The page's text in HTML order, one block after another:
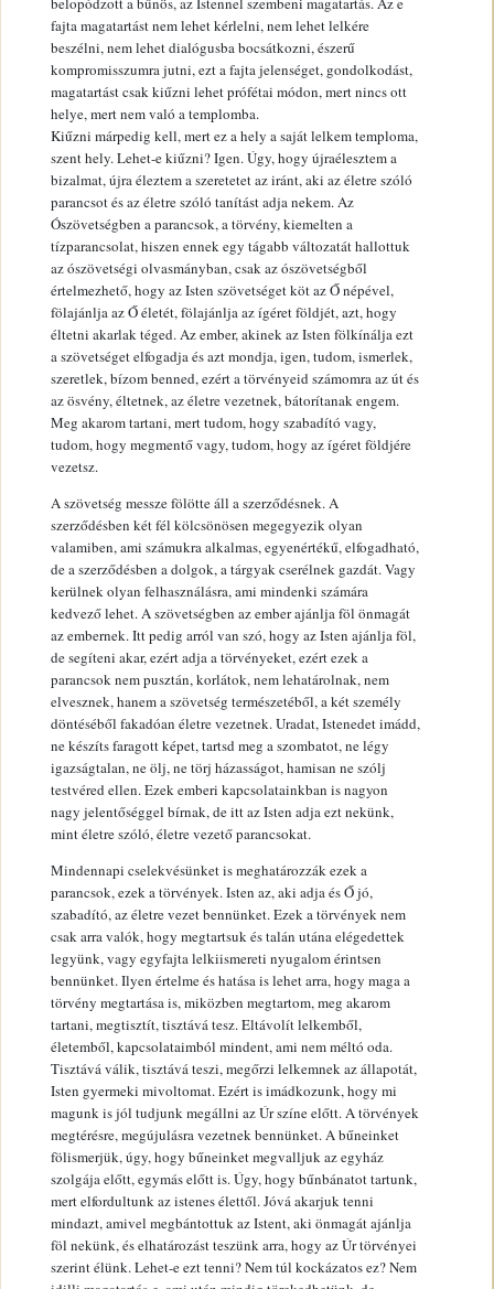
fajta magatartást nem lehet kérlelni, nem lehet lelkére
beszélni, nem lehet dialógusba bocsátkozni, észerű
kompromisszumra jutni, ezt a fajta jelenséget, gondolkodást,
magatartást csak kiűzni lehet prófétai módon, mert nincs ott
helye, mert nem való a templomba.
Kiűzni márpedig kell, mert ez a hely a saját lelkem temploma,
szent hely. Lehet-e kiűzni? Igen. Úgy, hogy újraélesztem a
bizalmat, újra éleztem a szeretetet az iránt, aki az életre szóló
parancsot és az életre szóló tanítást adja nekem. Az
Ószövetségben a parancsok, a törvény, kiemelten a
tízparancsolat, hiszen ennek egy tágabb változatát hallottuk
az ószövetségi olvasmányban, csak az ószövetségből
értelmezhető, hogy az Isten szövetséget köt az Ő népével,
fölajánlja az Ő életét, fölajánlja az ígéret földjét, azt, hogy
éltetni akarlak téged. Az ember, akinek az Isten fölkínálja ezt
a szövetséget elfogadja és azt mondja, igen, tudom, ismerlek,
szeretlek, bízom benned, ezért a törvényeid számomra az út és
az ösvény, éltetnek, az életre vezetnek, bátorítanak engem.
Meg akarom tartani, mert tudom, hogy szabadító vagy,
tudom, hogy megmentő vagy, tudom, hogy az ígéret földjére
vezetsz.
A szövetség messze fölötte áll a szerződésnek. A
szerződésben két fél kölcsönösen megegyezik olyan
valamiben, ami számukra alkalmas, egyenértékű, elfogadható,
de a szerződésben a dolgok, a tárgyak cserélnek gazdát. Vagy
kerülnek olyan felhasználásra, ami mindenki számára
kedvező lehet. A szövetségben az ember ajánlja föl önmagát
az embernek. Itt pedig arról van szó, hogy az Isten ajánlja föl,
de segíteni akar, ezért adja a törvényeket, ezért ezek a
parancsok nem pusztán, korlátok, nem lehatárolnak, nem
elvesznek, hanem a szövetség természetéből, a két személy
döntéséből fakadóan életre vezetnek. Uradat, Istenedet imádd,
ne készíts faragott képet, tartsd meg a szombatot, ne légy
igazságtalan, ne ölj, ne törj házasságot, hamisan ne szólj
testvéred ellen. Ezek emberi kapcsolatainkban is nagyon
nagy jelentőséggel bírnak, de itt az Isten adja ezt nekünk,
mint életre szóló, életre vezető parancsokat.
Mindennapi cselekvésünket is meghatározzák ezek a
parancsok, ezek a törvények. Isten az, aki adja és Ő jó,
szabadító, az életre vezet bennünket. Ezek a törvények nem
csak arra valók, hogy megtartsuk és talán utána elégedettek
legyünk, vagy egyfajta lelkiismereti nyugalom érintsen
bennünket. Ilyen értelme és hatása is lehet arra, hogy maga a
törvény megtartása is, miközben megtartom, meg akarom
tartani, megtisztít, tisztává tesz. Eltávolít lelkemből,
életemből, kapcsolataimból mindent, ami nem méltó oda.
Tisztává válik, tisztává teszi, megőrzi lelkemnek az állapotát,
Isten gyermeki mivoltomat. Ezért is imádkozunk, hogy mi
magunk is jól tudjunk megállni az Úr színe előtt. A törvények
megtérésre, megújulásra vezetnek bennünket. A bűneinket
fölismerjük, úgy, hogy bűneinket megvalljuk az egyház
szolgája előtt, egymás előtt is. Úgy, hogy bűnbánatot tartunk,
mert elfordultunk az istenes élettől. Jóvá akarjuk tenni
mindazt, amivel megbántottuk az Istent, aki önmagát ajánlja
föl nekünk, és elhatározást teszünk arra, hogy az Úr törvényei
szerint élünk. Lehet-e ezt tenni? Nem túl kockázatos ez? Nem